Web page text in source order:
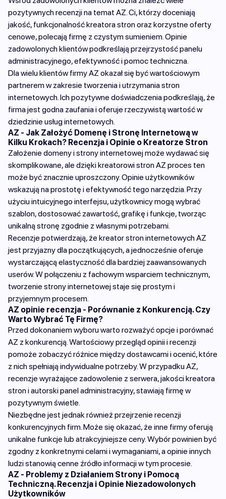
pozytywnych recenzji na temat AZ. Ci, którzy doceniają
jakość, funkcjonalność kreatora stron oraz korzystne oferty
cenowe, polecają firmę z czystym sumieniem. Opinie
zadowolonych klientów podkreślają przejrzystość panelu
administracyjnego, efektywność i pomoc techniczna.
Dla wielu klientów firmy AZ okazał się być wartościowym
partnerem w zakresie tworzenia i utrzymania stron
internetowych. Ich pozytywne doświadczenia podkreślają, że
firma jest godna zaufania i oferuje rzeczywistą wartość w
dziedzinie usług internetowych.
AZ - Jak Założyć Domenę i Stronę Internetową w
Kilku Krokach? Recenzja i Opinie o Kreatorze Stron
Założenie domeny i strony internetowej może wydawać się
skomplikowane, ale dzięki kreatorowi stron AZ proces ten
może być znacznie uproszczony. Opinie użytkowników
wskazują na prostotę i efektywność tego narzędzia. Przy
użyciu intuicyjnego interfejsu, użytkownicy mogą wybrać
szablon, dostosować zawartość, grafikę i funkcje, tworząc
unikalną stronę zgodnie z własnymi potrzebami.
Recenzje potwierdzają, że kreator stron internetowych AZ
jest przyjazny dla początkujących, a jednocześnie oferuje
wystarczającą elastyczność dla bardziej zaawansowanych
userów. W połączeniu z fachowym wsparciem technicznym,
tworzenie strony internetowej staje się prostym i
przyjemnym procesem.
AZ opinie recenzja - Porównanie z Konkurencją. Czy
Warto Wybrać Tę Firmę?
Przed dokonaniem wyboru warto rozważyć opcje i porównać
AZ z konkurencją. Wartościowy przegląd opinii i recenzji
pomoże zobaczyć różnice między dostawcami i ocenić, które
z nich spełniają indywidualne potrzeby. W przypadku AZ,
recenzje wyrażające zadowolenie z serwera, jakości kreatora
stron i autorski panel administracyjny, stawiają firmę w
pozytywnym świetle.
Niezbędne jest jednak również przejrzenie recenzji
konkurencyjnych firm. Może się okazać, że inne firmy oferują
unikalne funkcje lub atrakcyjniejsze ceny. Wybór powinien być
zgodny z konkretnymi celami i wymaganiami, a opinie innych
ludzi stanowią cenne źródło informacji w tym procesie.
AZ - Problemy z Działaniem Strony i Pomocą
Techniczną. Recenzja i Opinie Niezadowolonych
Użytkowników